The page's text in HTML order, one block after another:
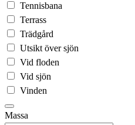
Tennisbana
Terrass
Trädgård
Utsikt över sjön
Vid floden
Vid sjön
Vinden
Massa